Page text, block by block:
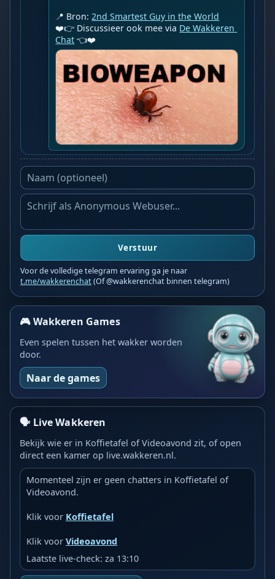
📍 Bron: 2nd Smartest Guy in the World
❤️👉 Discussieer ook mee via De Wakkeren
Chat 👈❤️
Verstuur
Voor de volledige telegram ervaring ga je naar
t.me/wakkerenchat(Of @wakkerenchat binnen telegram)
🎮 Wakkeren Games
Even spelen tussen het wakker worden
door.
Naar de games
🗣️ Live Wakkeren
Bekijk wie er in Koffietafel of Videoavond zit, of open
direct een kamer op live.wakkeren.nl.
Momenteel zijn er geen chatters in Koffietafel of
Videoavond.
Klik voor Koffietafel
Klik voorVideoavond
Laatste live-check: za 13:10